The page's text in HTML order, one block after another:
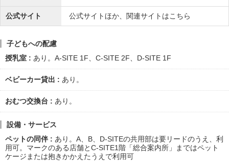
公式サイト 公式サイトほか、関連サイトはこちら
子どもへの配慮
授乳室
あり。A-SITE 1F、C-SITE 2F、D-SITE 1F
ベビーカー貸出 あり。
おむつ交換台 あり。
設備・サービス
ペットの同伴
あり。A、B、D-SITEの共用部は要リードのうえ、利
用可。マークのある店舗とC-SITE1階「総合案内所」まではペット
ケージまたは抱きかかえたうえで利用可